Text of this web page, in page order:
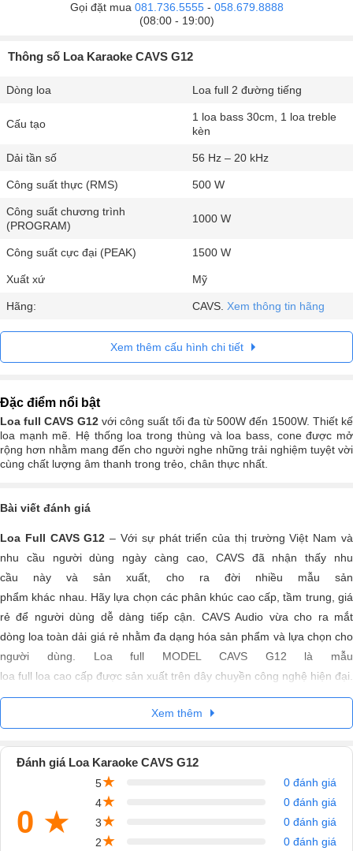
Gọi đặt mua 081.736.5555- 058.679.8888
(08:00 - 19:00)
Thông số Loa Karaoke CAVS G12
Dòng loa Loa full 2 đường tiếng
Cấu tạo
1 loa bass 30cm, 1 loa treble
kèn
Dải tần số 56 Hz – 20 kHz
Công suất thực (RMS) 500 W
Công suất chương trình
(PROGRAM)
1000 W
Công suất cực đại (PEAK) 1500 W
Xuất xứ Mỹ
Hãng: CAVS. Xem thông tin hãng
Xem thêm cấu hình chi tiết
Đặc điểm nổi bật
Loa full CAVS G12với công suất tối đa từ 500W đến 1500W. Thiết kế
loa mạnh mẽ. Hệ thống loa trong thùng và loa bass, cone được mở
rộng hơn nhằm mang đến cho người nghe những trải nghiệm tuyệt vời
cùng chất lượng âm thanh trong trẻo, chân thực nhất.
Bài viết đánh giá
Loa Full CAVS G12 – Với sự phát triển của thị trường Việt Nam và
nhu cầu người dùng ngày càng cao, CAVS đã nhận thấy nhu
cầu này và sản xuất, cho ra đời nhiều mẫu sản
phẩm khác nhau. Hãy lựa chọn các phân khúc cao cấp, tầm trung, giá
rẻ để người dùng dễ dàng tiếp cận. CAVS Audio vừa cho ra mắt
dòng loa toàn dải giá rẻ nhằm đa dạng hóa sản phẩm và lựa chọn cho
người dùng. Loa full MODEL CAVS G12 là mẫu
loa full loa cao cấp được sản xuất trên dây chuyền công nghệ hiện đại.
Công nghệ trong loa toàn dải CAVS G12 đáp ứng được những tiêu
chuẩn kiểm nghiệm khắt khe của nhà máy CAVS.
Xem thêm
Đánh giá Loa Karaoke CAVS G12
0 ★
5★
0 đánh giá
4★
0 đánh giá
3★
0 đánh giá
2★
0 đánh giá